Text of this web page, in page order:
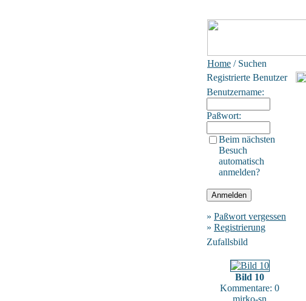
Home / Suchen
Registrierte Benutzer
Benutzername:
Paßwort:
Beim nächsten
Besuch
automatisch
anmelden?
» Paßwort vergessen
» Registrierung
Zufallsbild
Bild 10
Kommentare: 0
mirko-sn